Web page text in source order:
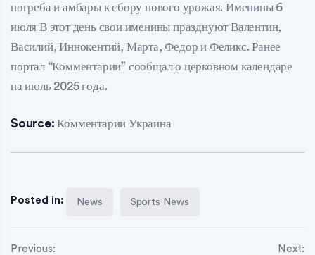
погреба и амбары к сбору нового урожая. Именины 6
июля В этот день свои именины празднуют Валентин,
Василий, Иннокентий, Марта, Федор и Феликс. Ранее
портал “Комментарии” сообщал о церковном календаре
на июль 2025 года.
Source: Комментарии Украина
Posted in: News Sports News
Previous: Next: